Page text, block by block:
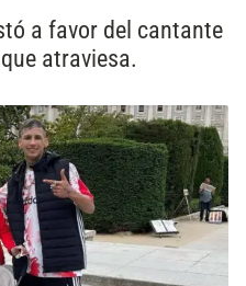
a favor del cantante
atraviesa.